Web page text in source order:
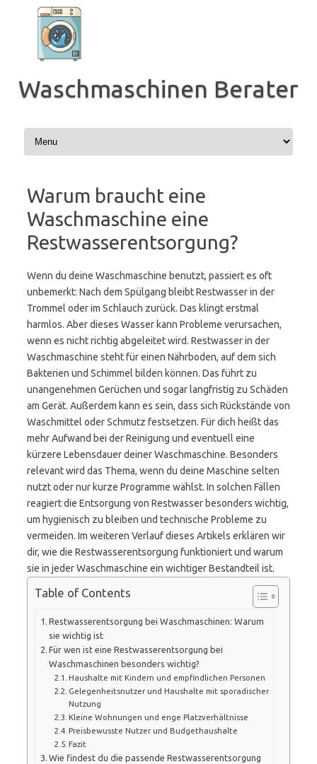
Inhalt
springen
Waschmaschinen Berater
Warum braucht eine
Waschmaschine eine
Restwasserentsorgung?
Wenn du deine Waschmaschine benutzt, passiert es oft
unbemerkt: Nach dem Spülgang bleibt Restwasser in der
Trommel oder im Schlauch zurück. Das klingt erstmal
harmlos. Aber dieses Wasser kann Probleme verursachen,
wenn es nicht richtig abgeleitet wird. Restwasser in der
Waschmaschine steht für einen Nährboden, auf dem sich
Bakterien und Schimmel bilden können. Das führt zu
unangenehmen Gerüchen und sogar langfristig zu Schäden
am Gerät. Außerdem kann es sein, dass sich Rückstände von
Waschmittel oder Schmutz festsetzen. Für dich heißt das
mehr Aufwand bei der Reinigung und eventuell eine
kürzere Lebensdauer deiner Waschmaschine. Besonders
relevant wird das Thema, wenn du deine Maschine selten
nutzt oder nur kurze Programme wählst. In solchen Fällen
reagiert die Entsorgung von Restwasser besonders wichtig,
um hygienisch zu bleiben und technische Probleme zu
vermeiden. Im weiteren Verlauf dieses Artikels erklären wir
dir, wie die Restwasserentsorgung funktioniert und warum
sie in jeder Waschmaschine ein wichtiger Bestandteil ist.
Table of Contents
Restwasserentsorgung bei Waschmaschinen: Warum
sie wichtig ist
Für wen ist eine Restwasserentsorgung bei
Waschmaschinen besonders wichtig?
Haushalte mit Kindern und empfindlichen Personen
Gelegenheitsnutzer und Haushalte mit sporadischer
Nutzung
Kleine Wohnungen und enge Platzverhältnisse
Preisbewusste Nutzer und Budgethaushalte
Fazit
Wie findest du die passende Restwasserentsorgung